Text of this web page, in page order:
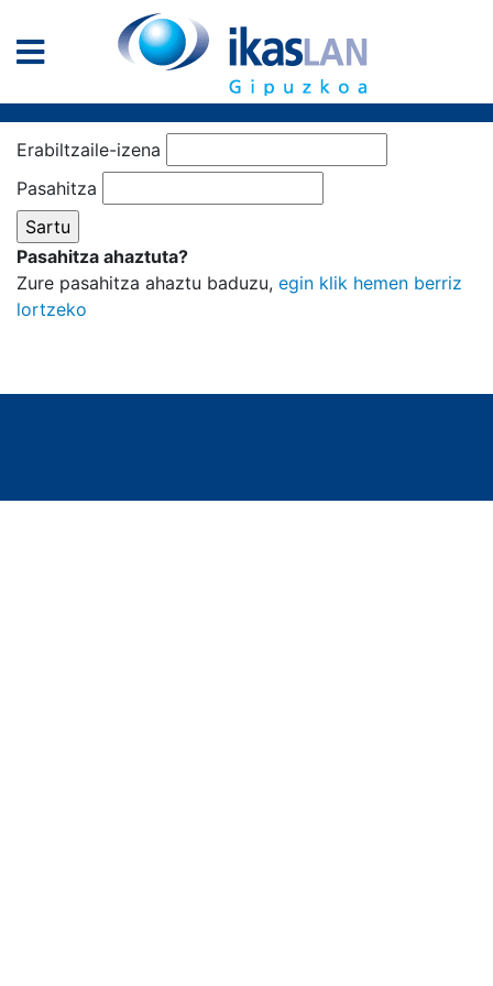
Erabiltzaile-izena
Pasahitza
Pasahitza ahaztuta?
Zure pasahitza ahaztu baduzu, egin klik hemen berriz
lortzeko